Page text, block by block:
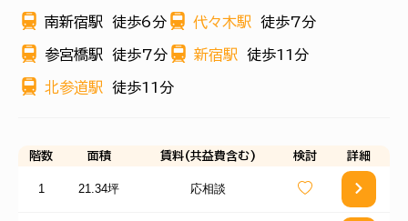
南新宿駅 徒歩6分 代々木駅 徒歩7分
参宮橋駅 徒歩7分 新宿駅 徒歩11分
北参道駅 徒歩11分
階数 面積 賃料(共益費含む) 検討 詳細
1 21.34坪 応相談